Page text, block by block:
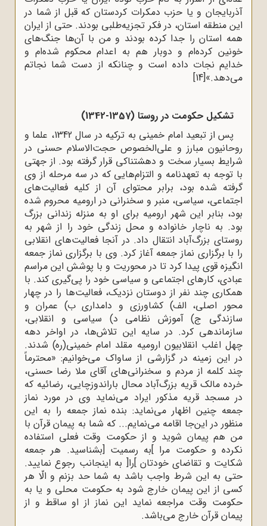
آذربایجان و یا حزب دمکرات کردستان که قبل از شما در
این منطقه استان، در فکر تجزیه‌طلبى بودند. حتى از ایران
همه‌ استان را جدا کرده بودند و من با آن‌ها جنگ‌هاى
خونین کرده‌ام و دوبار هم به اعدام محکوم شده‌ام و
خدایم نجات داده است و چنانکه از دست شما نجاتم
مى‌دهد.»[14]
تشکیل حکومت در روستا (1357-1342)
پس از تبعید امام خمینى به ترکیه در سال 1342، علما و
روحانیون مبارز و علی‌الخصوص حجت‌الاسلام حسنی در
شرایط بسیار سخت و دهشتناکى قرار گرفته بود. از جهتی
با توجه به تعهدنامه و التزام‌هایى که در سه مرحله از وی
گرفته شده بود، برابر محتواى آن از کلیه‌ فعالیت‌هاى
اجتماعى، سیاسى، منبر و سخنرانى در ارومیه محروم شده
بود، بنابر این شهر ارومیه برای او به منزله‌ زندانى بزرگ
بود. به‌ ناچار خانواده و محل زندگى خود را از شهر به
روستاى بزرگ‌آباد انتقال داد. در آنجا فعالیت‌های انقلابی
را با برگزارى نماز جمعه آغاز کرد. وی با برگزاری نماز جمعه
انگیزه‌ قوى پیدا کرد تا در محوریت و با پوشش این مراسم
عبادى، کارهاى اجتماعى و سیاسى خود را پى‌گیرى کند. با
همکارى چند نفر از دوستان نزدیک، فعالیت‌ها را در چهار
محور اصلى، الف) کشاورزى و دامدارى ب) عمران و
سازندگى ج) آموزش نظامى د) سیاسى و انقلابى،
سازماندهى کرد. در سایه‌ این تلاش‌ها، در اواخر دهه‌
چهل اغلب انقلابیون ارومیه‌ مقلد امام خمینى(ره) شدند.
در این زمینه در گزارشی از ساواک می‌خوانیم: «محترماً
چند کلمه از مردم و سخنرانى‌هاى آقاى ملا رضا حسنى،
خرده مالک قریه‌ بزرگ‌آباد محال باراندوزچایى، رضائیه که
در مسجد قریه‌ مذکور ایراد مى‌نماید وی در مورد نماز
جمعه چنین اظهار مى‌نماید: بنده نماز جمعه را به این
منظور در این‌جا اقامه مى‌نمایم... که شما به پیمان قرآن با
من هم پیمان شوید و از حکومت وقت فعلى استفاده
نکرده و حکومت مرا ]به رسمیت [بشناسید. هر جمعه
شکایت و تقاضاى خودتان ]را[ به اینجانب رجوع نمایید.
حتى به این شرط واجب باشد به شما حد بزنم و الّا هر
کسى از این پیمان خارج شود به حکومت محلى و یا به
حکومت وقت مراجعه نماید این نماز از او ساقط و از
پیمان قرآن خارج مى‌باشد.